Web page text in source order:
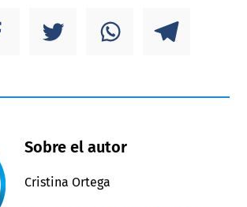
Sobre el autor
Cristina Ortega